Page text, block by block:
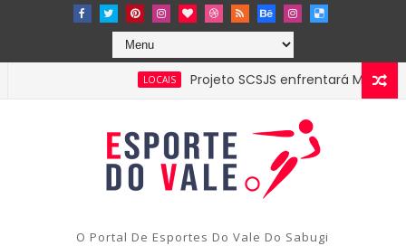
Projeto SCSJS enfrentará Milan de
O Portal De Esportes Do Vale Do Sabugi